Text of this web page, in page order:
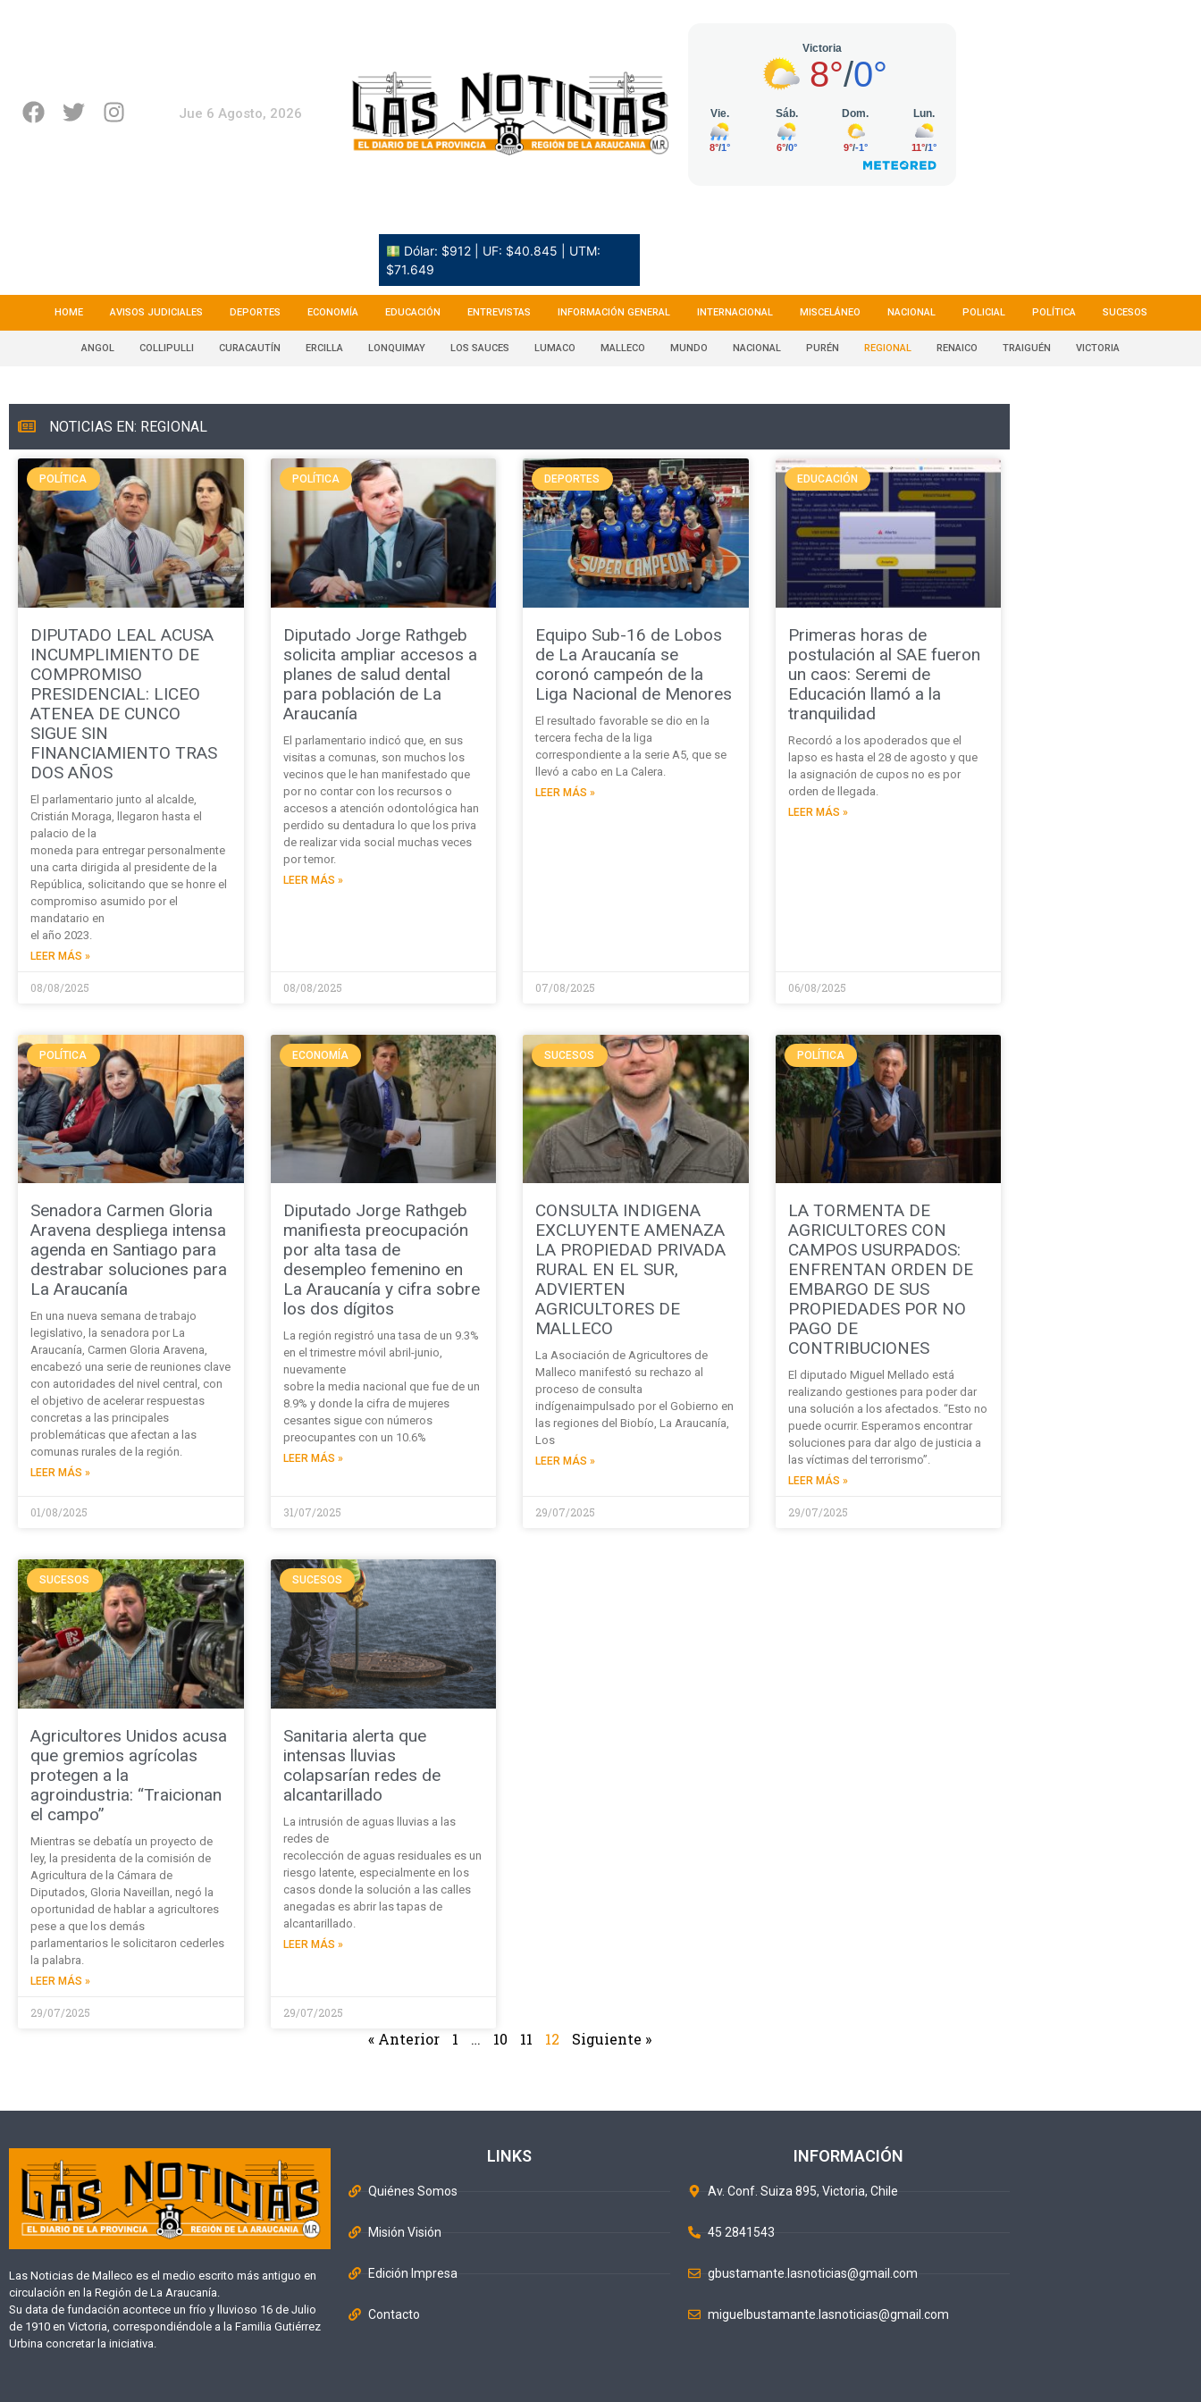
Jue 6 Agosto, 2026
Dólar: $912 | UF: $40.845 | UTM:
$71.649
HOME AVISOS JUDICIALES DEPORTES ECONOMÍA EDUCACIÓN ENTREVISTAS INFORMACIÓN GENERAL INTERNACIONAL MISCELÁNEO NACIONAL POLICIAL POLÍTICA SUCESOS
ANGOL COLLIPULLI CURACAUTÍN ERCILLA LONQUIMAY LOS SAUCES LUMACO MALLECO MUNDO NACIONAL PURÉN REGIONAL RENAICO TRAIGUÉN VICTORIA
NOTICIAS EN: REGIONAL
POLÍTICA
DIPUTADO LEAL ACUSA
INCUMPLIMIENTO DE
COMPROMISO
PRESIDENCIAL: LICEO
ATENEA DE CUNCO
SIGUE SIN
FINANCIAMIENTO TRAS
DOS AÑOS
El parlamentario junto al alcalde,
Cristián Moraga, llegaron hasta el
palacio de la
moneda para entregar personalmente
una carta dirigida al presidente de la
República, solicitando que se honre el
compromiso asumido por el
mandatario en
el año 2023.
LEER MÁS »
08/08/2025
POLÍTICA
Diputado Jorge Rathgeb
solicita ampliar accesos a
planes de salud dental
para población de La
Araucanía
El parlamentario indicó que, en sus
visitas a comunas, son muchos los
vecinos que le han manifestado que
por no contar con los recursos o
accesos a atención odontológica han
perdido su dentadura lo que los priva
de realizar vida social muchas veces
por temor.
LEER MÁS »
08/08/2025
DEPORTES
Equipo Sub-16 de Lobos
de La Araucanía se
coronó campeón de la
Liga Nacional de Menores
El resultado favorable se dio en la
tercera fecha de la liga
correspondiente a la serie A5, que se
llevó a cabo en La Calera.
LEER MÁS »
07/08/2025
EDUCACIÓN
Primeras horas de
postulación al SAE fueron
un caos: Seremi de
Educación llamó a la
tranquilidad
Recordó a los apoderados que el
lapso es hasta el 28 de agosto y que
la asignación de cupos no es por
orden de llegada.
LEER MÁS »
06/08/2025
POLÍTICA
Senadora Carmen Gloria
Aravena despliega intensa
agenda en Santiago para
destrabar soluciones para
La Araucanía
En una nueva semana de trabajo
legislativo, la senadora por La
Araucanía, Carmen Gloria Aravena,
encabezó una serie de reuniones clave
con autoridades del nivel central, con
el objetivo de acelerar respuestas
concretas a las principales
problemáticas que afectan a las
comunas rurales de la región.
LEER MÁS »
01/08/2025
ECONOMÍA
Diputado Jorge Rathgeb
manifiesta preocupación
por alta tasa de
desempleo femenino en
La Araucanía y cifra sobre
los dos dígitos
La región registró una tasa de un 9.3%
en el trimestre móvil abril-junio,
nuevamente
sobre la media nacional que fue de un
8.9% y donde la cifra de mujeres
cesantes sigue con números
preocupantes con un 10.6%
LEER MÁS »
31/07/2025
SUCESOS
CONSULTA INDIGENA
EXCLUYENTE AMENAZA
LA PROPIEDAD PRIVADA
RURAL EN EL SUR,
ADVIERTEN
AGRICULTORES DE
MALLECO
La Asociación de Agricultores de
Malleco manifestó su rechazo al
proceso de consulta
indígenaimpulsado por el Gobierno en
las regiones del Biobío, La Araucanía,
Los
LEER MÁS »
29/07/2025
POLÍTICA
LA TORMENTA DE
AGRICULTORES CON
CAMPOS USURPADOS:
ENFRENTAN ORDEN DE
EMBARGO DE SUS
PROPIEDADES POR NO
PAGO DE
CONTRIBUCIONES
El diputado Miguel Mellado está
realizando gestiones para poder dar
una solución a los afectados. “Esto no
puede ocurrir. Esperamos encontrar
soluciones para dar algo de justicia a
las víctimas del terrorismo”.
LEER MÁS »
29/07/2025
SUCESOS
Agricultores Unidos acusa
que gremios agrícolas
protegen a la
agroindustria: “Traicionan
el campo”
Mientras se debatía un proyecto de
ley, la presidenta de la comisión de
Agricultura de la Cámara de
Diputados, Gloria Naveillan, negó la
oportunidad de hablar a agricultores
pese a que los demás
parlamentarios le solicitaron cederles
la palabra.
LEER MÁS »
29/07/2025
SUCESOS
Sanitaria alerta que
intensas lluvias
colapsarían redes de
alcantarillado
La intrusión de aguas lluvias a las
redes de
recolección de aguas residuales es un
riesgo latente, especialmente en los
casos donde la solución a las calles
anegadas es abrir las tapas de
alcantarillado.
LEER MÁS »
29/07/2025
« Anterior 1 … 10 11 12 Siguiente »
Las Noticias de Malleco es el medio escrito más antiguo en
circulación en la Región de La Araucanía.
Su data de fundación acontece un frío y lluvioso 16 de Julio
de 1910 en Victoria, correspondiéndole a la Familia Gutiérrez
Urbina concretar la iniciativa.
LINKS
Quiénes Somos
Misión Visión
Edición Impresa
Contacto
INFORMACIÓN
Av. Conf. Suiza 895, Victoria, Chile
45 2841543
gbustamante.lasnoticias@gmail.com
miguelbustamante.lasnoticias@gmail.com